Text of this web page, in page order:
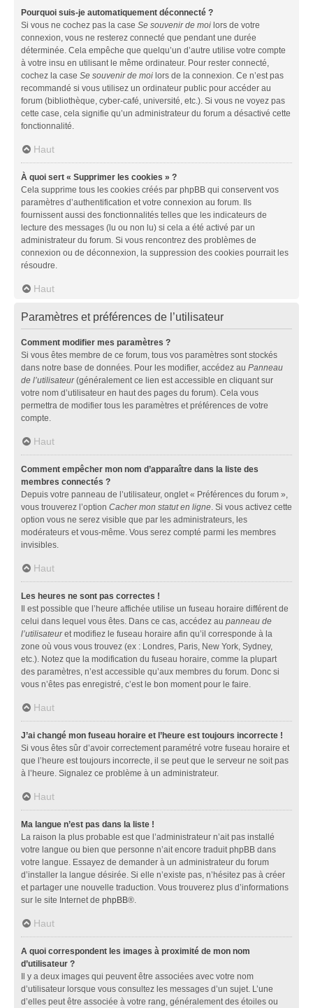
Pourquoi suis-je automatiquement déconnecté ?
Si vous ne cochez pas la case Se souvenir de moi lors de votre
connexion, vous ne resterez connecté que pendant une durée
déterminée. Cela empêche que quelqu’un d’autre utilise votre compte
à votre insu en utilisant le même ordinateur. Pour rester connecté,
cochez la case Se souvenir de moi lors de la connexion. Ce n’est pas
recommandé si vous utilisez un ordinateur public pour accéder au
forum (bibliothèque, cyber-café, université, etc.). Si vous ne voyez pas
cette case, cela signifie qu’un administrateur du forum a désactivé cette
fonctionnalité.
Haut
À quoi sert « Supprimer les cookies » ?
Cela supprime tous les cookies créés par phpBB qui conservent vos
paramètres d’authentification et votre connexion au forum. Ils
fournissent aussi des fonctionnalités telles que les indicateurs de
lecture des messages (lu ou non lu) si cela a été activé par un
administrateur du forum. Si vous rencontrez des problèmes de
connexion ou de déconnexion, la suppression des cookies pourrait les
résoudre.
Haut
Paramètres et préférences de l’utilisateur
Comment modifier mes paramètres ?
Si vous êtes membre de ce forum, tous vos paramètres sont stockés
dans notre base de données. Pour les modifier, accédez au Panneau
de l’utilisateur(généralement ce lien est accessible en cliquant sur
votre nom d’utilisateur en haut des pages du forum). Cela vous
permettra de modifier tous les paramètres et préférences de votre
compte.
Haut
Comment empêcher mon nom d’apparaître dans la liste des
membres connectés ?
Depuis votre panneau de l’utilisateur, onglet « Préférences du forum »,
vous trouverez l’option Cacher mon statut en ligne. Si vous activez cette
option vous ne serez visible que par les administrateurs, les
modérateurs et vous-même. Vous serez compté parmi les membres
invisibles.
Haut
Les heures ne sont pas correctes !
Il est possible que l’heure affichée utilise un fuseau horaire différent de
celui dans lequel vous êtes. Dans ce cas, accédez au panneau de
l’utilisateuret modifiez le fuseau horaire afin qu’il corresponde à la
zone où vous vous trouvez (ex : Londres, Paris, New York, Sydney,
etc.). Notez que la modification du fuseau horaire, comme la plupart
des paramètres, n’est accessible qu’aux membres du forum. Donc si
vous n’êtes pas enregistré, c’est le bon moment pour le faire.
Haut
J’ai changé mon fuseau horaire et l’heure est toujours incorrecte !
Si vous êtes sûr d’avoir correctement paramétré votre fuseau horaire et
que l’heure est toujours incorrecte, il se peut que le serveur ne soit pas
à l’heure. Signalez ce problème à un administrateur.
Haut
Ma langue n’est pas dans la liste !
La raison la plus probable est que l’administrateur n’ait pas installé
votre langue ou bien que personne n’ait encore traduit phpBB dans
votre langue. Essayez de demander à un administrateur du forum
d’installer la langue désirée. Si elle n’existe pas, n’hésitez pas à créer
et partager une nouvelle traduction. Vous trouverez plus d’informations
sur le site Internet de phpBB®.
Haut
A quoi correspondent les images à proximité de mon nom
d’utilisateur ?
Il y a deux images qui peuvent être associées avec votre nom
d’utilisateur lorsque vous consultez les messages d’un sujet. L’une
d’elles peut être associée à votre rang, généralement des étoiles ou